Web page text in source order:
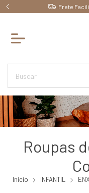
todo o Brasil
Roupas
Início INFANTIL